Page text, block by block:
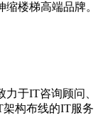
楼梯高端品牌。
于IT咨询顾问、
构布线的IT服务